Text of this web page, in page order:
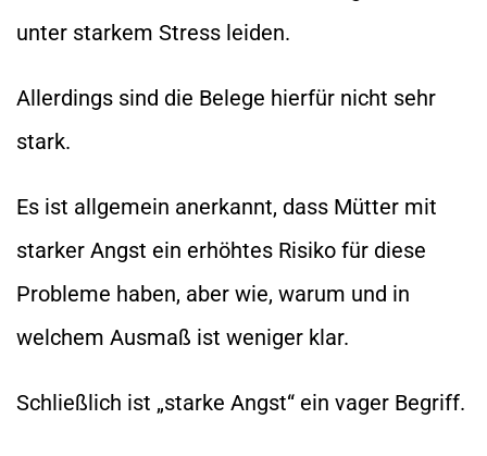
unter starkem Stress leiden.
Allerdings sind die Belege hierfür nicht sehr
stark.
Es ist allgemein anerkannt, dass Mütter mit
starker Angst ein erhöhtes Risiko für diese
Probleme haben, aber wie, warum und in
welchem Ausmaß ist weniger klar.
Schließlich ist „starke Angst“ ein vager Begriff.